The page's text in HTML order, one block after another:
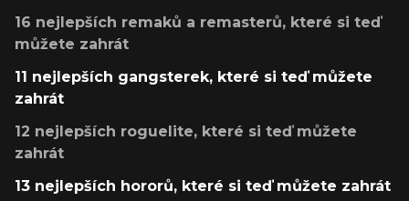
16 nejlepších remaků a remasterů, které si teď
můžete zahrát
11 nejlepších gangsterek, které si teď můžete
zahrát
12 nejlepších roguelite, které si teď můžete
zahrát
13 nejlepších hororů, které si teď můžete zahrát